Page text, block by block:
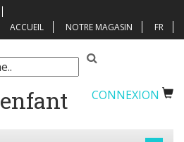
ACCUEIL NOTRE MAGASIN FR
enfant CONNEXION